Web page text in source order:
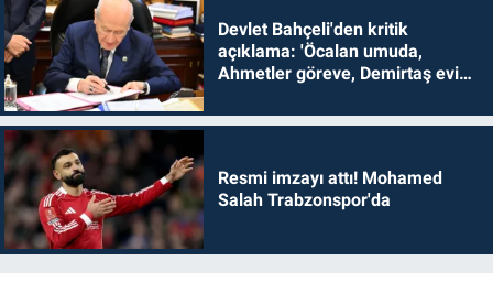
Devlet Bahçeli'den kritik
açıklama: 'Öcalan umuda,
Ahmetler göreve, Demirtaş evine
Resmi imzayı attı! Mohamed
Salah Trabzonspor'da